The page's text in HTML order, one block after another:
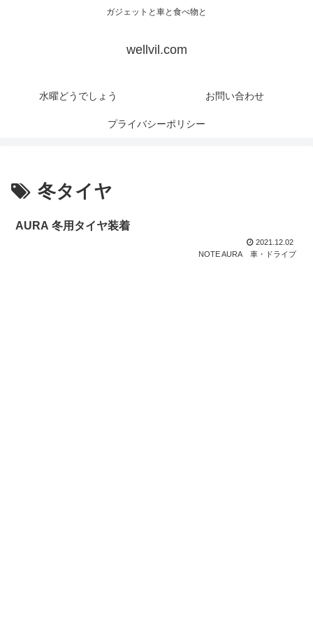
ガジェットと車と食べ物と
wellvil.com
水曜どうでしょう お問い合わせ
プライバシーポリシー
冬タイヤ
AURA 冬用タイヤ装着
2021.12.02
NOTE AURA
車・ドライブ